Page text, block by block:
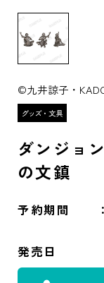
©九井諒子・
ダンジョ
の文鎮
予約期間
発売日